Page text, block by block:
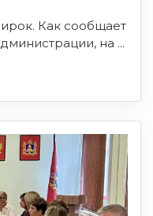
Как сообщает
на ...